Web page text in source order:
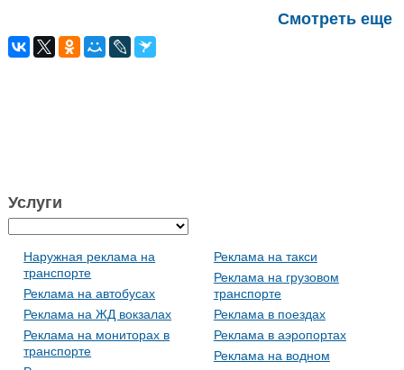
Смотреть еще
Услуги
Наружная реклама на
транспорте
Реклама на автобусах
Реклама на ЖД вокзалах
Реклама на мониторах в
транспорте
Реклама на такси
Реклама на грузовом
транспорте
Реклама в поездах
Реклама в аэропортах
Реклама на водном